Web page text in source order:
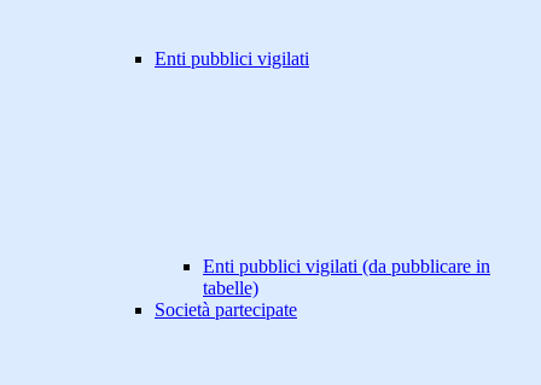
Enti pubblici vigilati
Enti pubblici vigilati (da pubblicare in
tabelle)
Società partecipate